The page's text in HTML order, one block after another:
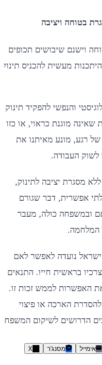
וישנם שיבושים תכופים
מעשית להכניס תינוק
והנפשי להפקיד תינוק
מוגנת כראוי, או כזו
רגע, מונע מאיתנו את
לשוק העבודה.
מסגרת יציבה לתינוק,
אפשרית, דבר שגורם
ובמשפחה כולה, מעבר
המלחמה.
נועדה לאפשר לאם
בראשית חייו. התנאים
האפשרות לממש זכות זו.
הארכה או פיצוי
הדרושים לשיקום
אימייל מסנג'ר X